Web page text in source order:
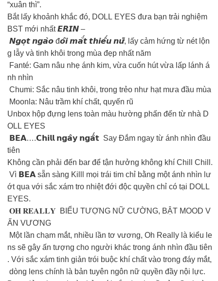
“xuân thì”.
Bắt lấy khoảnh khắc đó, DOLL EYES đưa bạn trải nghiệm
BST mới nhất 𝙀𝙍𝙄𝙉 –
𝙉𝙜𝙤̣𝙩 𝙣𝙜𝙖̀𝙤 đ𝙤̂𝙞 𝙢𝙖̆́𝙩 𝙩𝙝𝙞𝙚̂́𝙪 𝙣𝙪̛̃, lấy cảm hứng từ nét lộn
g lẫy và tinh khôi trong mùa đẹp nhất năm
Fanté: Gam nâu nhẹ ánh kim, vừa cuốn hút vừa lấp lánh á
nh nhìn
Chumi: Sắc nâu tinh khôi, trong trẻo như hạt mưa đầu mùa
Moonla: Nâu trầm khí chất, quyến rũ
Unbox hộp đựng lens toàn màu hường phấn đến từ nhà D
OLL EYES
𝗕𝗘𝗔….𝗖𝗵𝗶𝗹𝗹 𝗻𝗴𝗮̂𝘆 𝗻𝗴𝗮̂́𝘁 Say Đắm ngay từ ánh nhìn đầu
tiên
Không cần phải đến bar để tận hưởng không khí Chill Chill.
Vì 𝗕𝗘𝗔 sẵn sàng Killl mọi trái tim chỉ bằng một ánh nhìn lư
ớt qua với sắc xám tro nhiệt đới độc quyền chỉ có tại DOLL
EYES.
𝐎𝐇 𝐑𝐄𝐀𝐋𝐋𝐘 BIỂU TƯỢNG NỮ CƯỜNG, BẬT MOOD V
ẤN VƯƠNG
Một lần chạm mắt, nhiều lần tơ vương, Oh Really là kiểu le
ns sẽ gây ấn tượng cho người khác trong ánh nhìn đầu tiên
. Với sắc xám tinh giản trói buộc khí chất vào trong đáy mắt,
dòng lens chính là bản tuyên ngôn nữ quyền đầy nội lực.